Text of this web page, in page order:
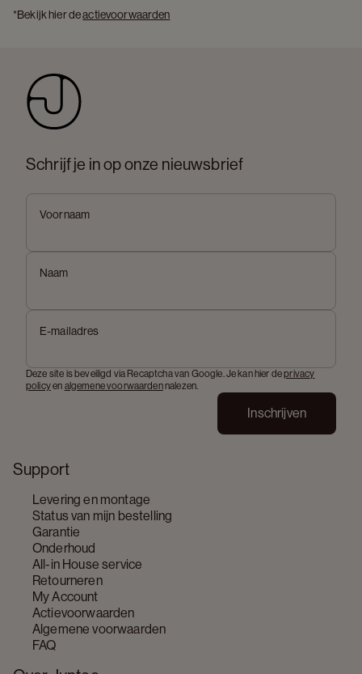
*Bekijk hier de actievoorwaarden
Support
Levering en montage
Status van mijn bestelling
Garantie
Onderhoud
All-in House service
Retourneren
My Account
Actievoorwaarden
Algemene voorwaarden
FAQ
Schrijf je in op onze nieuwsbrief
Voornaam
Naam
E-mailadres
Deze site is beveiligd via Recaptcha van Google. Je kan hier deprivacy
policyen algemene voorwaardennalezen.
Inschrijven